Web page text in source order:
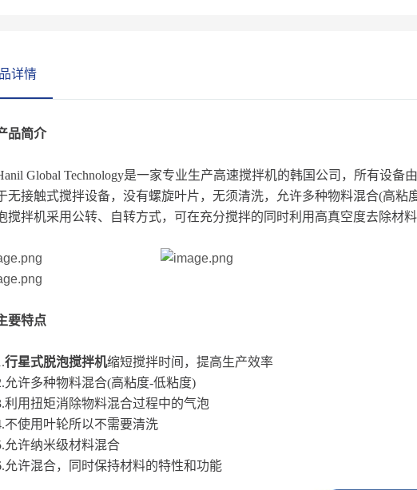
详情
品简介
Global Technology是一家专业生产高速搅拌机的韩国公司，所有设备
无接触式搅拌设备，没有螺旋叶片，无须清洗，允许多种物料混合(高粘
搅拌机采用公转、自转方式，可在充分搅拌的同时利用高真空度去除材料
要特点
行星式脱泡搅拌机缩短搅拌时间，提高生产效率
允许多种物料混合(高粘度-低粘度)
利用扭矩消除物料混合过程中的气泡
不使用叶轮所以不需要清洗
允许纳米级材料混合
允许混合，同时保持材料的特性和功能